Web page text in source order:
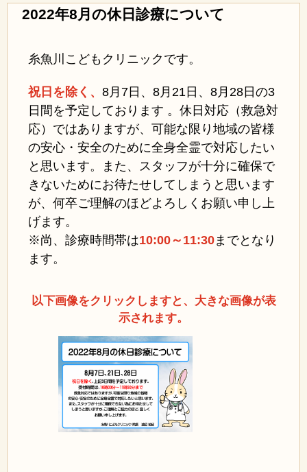
2022年8月の休日診療について
糸魚川こどもクリニックです。
祝日を除く、 8月7日、 8月21日、8月28日の3
日間を予定しております 。休日対応（救急対
応）ではありますが、可能な限り地域の皆様
の安心・安全のために全身全霊で対応したい
と思います。また、スタッフが十分に確保で
きないためにお待たせしてしまうと思います
が、何卒ご理解のほどよろしくお願い申し上
げます。
※尚、診療時間帯は10:00～11:30までとなり
ます。
以下画像をクリックしますと、大きな画像が表
示されます。